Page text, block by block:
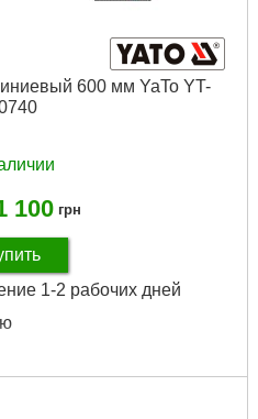
600 мм YaTo YT-
100 грн
1-2 рабочих дней